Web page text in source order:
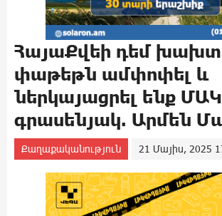
ՀայաՔվեի դեմ
փաթեթն ամփոփել և
ներկայացրել ենք
գրասենյակ. Արմեն
Քաղաքականություն 21 Մայիս, 2025